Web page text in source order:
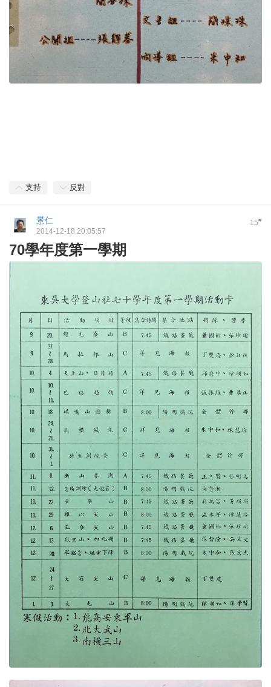
支持 反對
15#
景仁
2014-12-18 20:05:57
70學年度第一學期